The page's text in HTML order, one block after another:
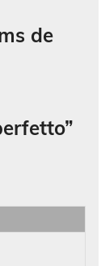
volume.
de